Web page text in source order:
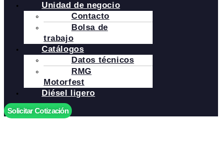
Unidad de negocio
Contacto
Bolsa de
trabajo
Catálogos
Datos técnicos
RMG
Motorfest
Diésel ligero
Solicitar Cotización